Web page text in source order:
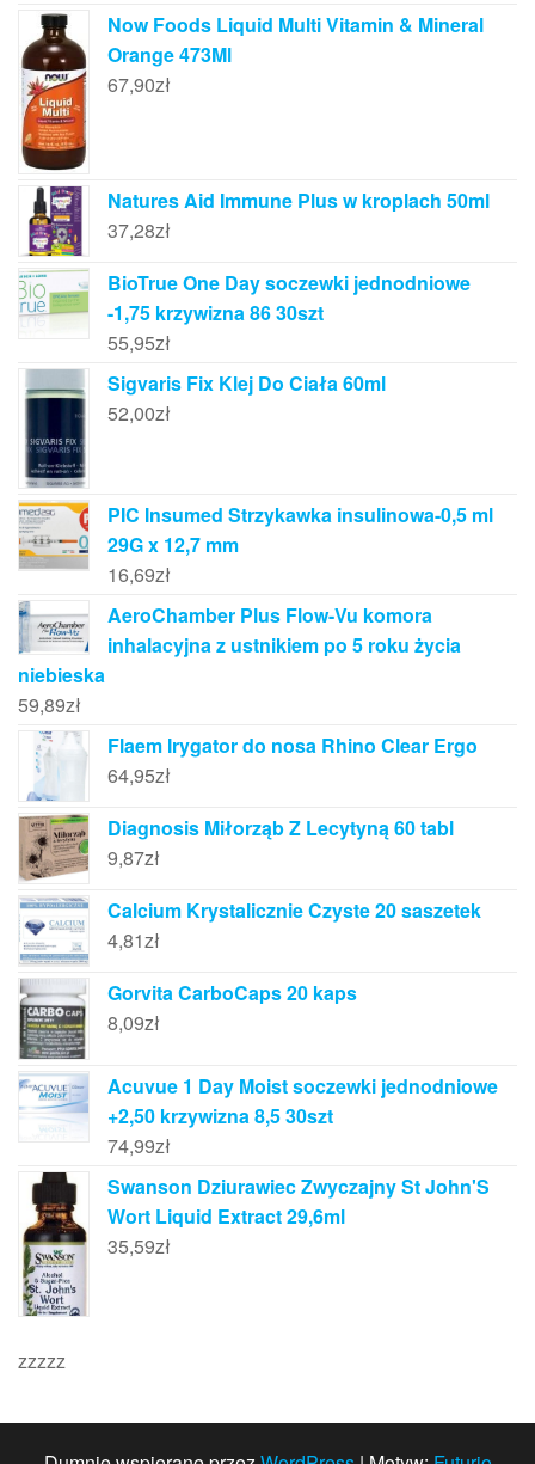
Now Foods Liquid Multi Vitamin & Mineral
Orange 473Ml
67,90zł
Natures Aid Immune Plus w kroplach 50ml
37,28zł
BioTrue One Day soczewki jednodniowe
-1,75 krzywizna 86 30szt
55,95zł
Sigvaris Fix Klej Do Ciała 60ml
52,00zł
PIC Insumed Strzykawka insulinowa-0,5 ml
29G x 12,7 mm
16,69zł
AeroChamber Plus Flow-Vu komora
inhalacyjna z ustnikiem po 5 roku życia
niebieska
59,89zł
Flaem Irygator do nosa Rhino Clear Ergo
64,95zł
Diagnosis Miłorząb Z Lecytyną 60 tabl
9,87zł
Calcium Krystalicznie Czyste 20 saszetek
4,81zł
Gorvita CarboCaps 20 kaps
8,09zł
Acuvue 1 Day Moist soczewki jednodniowe
+2,50 krzywizna 8,5 30szt
74,99zł
Swanson Dziurawiec Zwyczajny St John'S
Wort Liquid Extract 29,6ml
35,59zł
zzzzz